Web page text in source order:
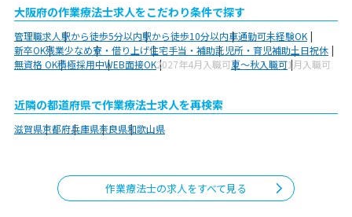
大阪府の作業療法士求人をこだわり条件で探す
管理職求人駅から徒歩5分以内駅から徒歩10分以内車通勤可未経験OK
新卒OK残業少なめ寮・借り上げ住宅手当・補助託児所・育児補助土日祝休
無資格 OK積極採用中WEB面接OK2027年4月入職可夏～秋入職可1月入職可
近隣の都道府県で作業療法士求人を再検索
滋賀県京都府兵庫県奈良県和歌山県
作業療法士の求人をすべて見る